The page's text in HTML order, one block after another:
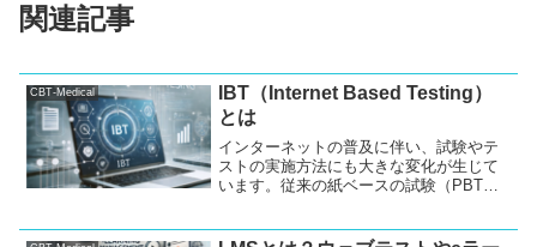
関連記事
CBT-Medical
IBT（Internet Based Testing）
とは
インターネットの普及に伴い、試験やテ
ストの実施方法にも大きな変化が生じて
います。従来の紙ベースの試験（PBT）
ットベースの試験（IBT）が広く利用され